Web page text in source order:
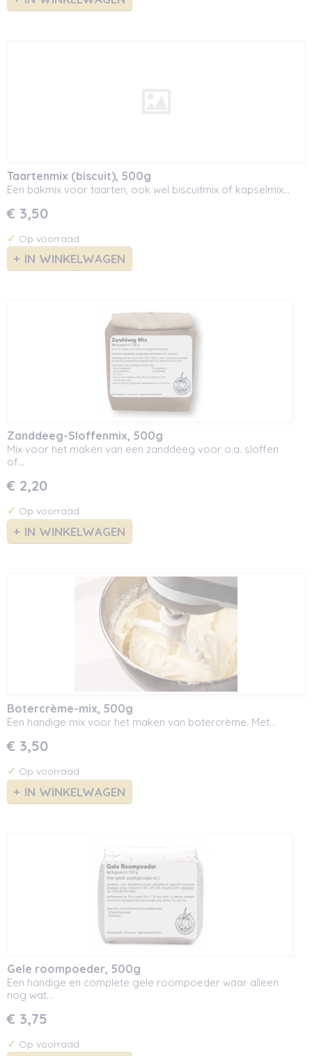
Taartenmix (biscuit), 500g
Een bakmix voor taarten, ook wel biscuitmix of kapselmix…
€ 3,50
✓ Op voorraad
IN WINKELWAGEN
Zanddeeg-Sloffenmix, 500g
Mix voor het maken van een zanddeeg voor o.a. sloffen
of…
€ 2,20
✓ Op voorraad
IN WINKELWAGEN
Botercrème-mix, 500g
Een handige mix voor het maken van botercrème. Met…
€ 3,50
✓ Op voorraad
IN WINKELWAGEN
Gele roompoeder, 500g
Een handige en complete gele roompoeder waar alleen
nog wat…
€ 3,75
✓ Op voorraad